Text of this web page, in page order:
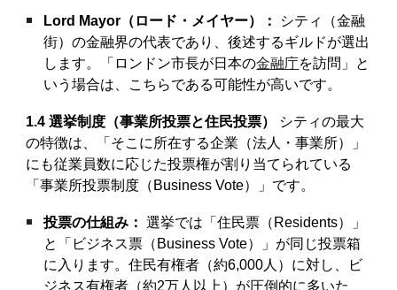
Lord Mayor（ロード・メイヤー）：
シティ（金融
街）の金融界の代表であり、後述するギルドが選出
します。「ロンドン市長が日本の金融庁を訪問」と
いう場合は、こちらである可能性が高いです。
1.4 選挙制度（事業所投票と住民投票）
シティの最大
の特徴は、「そこに所在する企業（法人・事業所）」
にも従業員数に応じた投票権が割り当てられている
「事業所投票制度（Business Vote）」です。
投票の仕組み： 選挙では「住民票（Residents）」
と「ビジネス票（Business Vote）」が同じ投票箱
に入ります。住民有権者（約6,000人）に対し、ビ
ジネス有権者（約2万人以上）が圧倒的に多いた